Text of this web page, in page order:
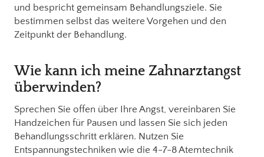
und bespricht gemeinsam Behandlungsziele. Sie
bestimmen selbst das weitere Vorgehen und den
Zeitpunkt der Behandlung.
Wie kann ich meine Zahnarztangst
überwinden?
Sprechen Sie offen über Ihre Angst, vereinbaren Sie
Handzeichen für Pausen und lassen Sie sich jeden
Behandlungsschritt erklären. Nutzen Sie
Entspannungstechniken wie die 4-7-8 Atemtechnik